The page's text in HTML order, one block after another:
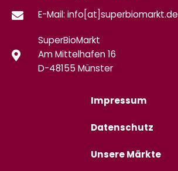
E-Mail: info[at]superbiomarkt.de
SuperBioMarkt
Am Mittelhafen 16
D-48155 Münster
Impressum
Datenschutz
Unsere Märkte